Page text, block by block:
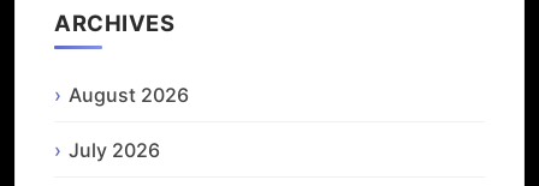
ARCHIVES
August 2026
July 2026